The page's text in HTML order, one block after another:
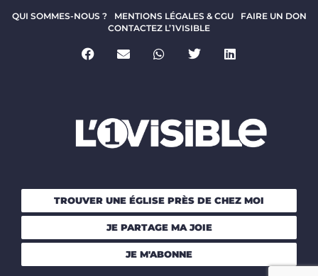
QUI SOMMES-NOUS ? MENTIONS LÉGALES & CGU
FAIRE UN DON
CONTACTEZ L’1VISIBLE
TROUVER UNE ÉGLISE PRÈS DE CHEZ MOI
JE PARTAGE MA JOIE
JE M'ABONNE